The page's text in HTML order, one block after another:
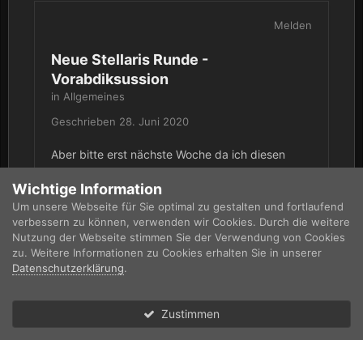
Melden
Neue Stellaris Runde -
Vorabdiksussion
in Allgemeines
Geschrieben 28. Juni 2020
Aber bitte erst nächste Woche da ich diesen
Dienstag schon verplant bin.
Wichtige Information
Um unsere Webseite für Sie optimal zu gestalten und fortlaufend
verbessern zu können, verwenden wir Cookies. Durch die weitere
Nutzung der Webseite stimmen Sie der Verwendung von Cookies
zu. Weitere Informationen zu Cookies erhalten Sie in unserer
Datenschutzerklärung.
Zustimmen